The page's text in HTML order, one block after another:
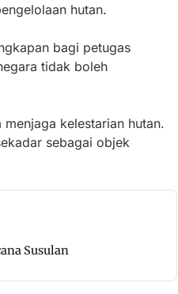
hutan.
bagi petugas
tidak boleh
kelestarian hutan.
sebagai objek
Susulan